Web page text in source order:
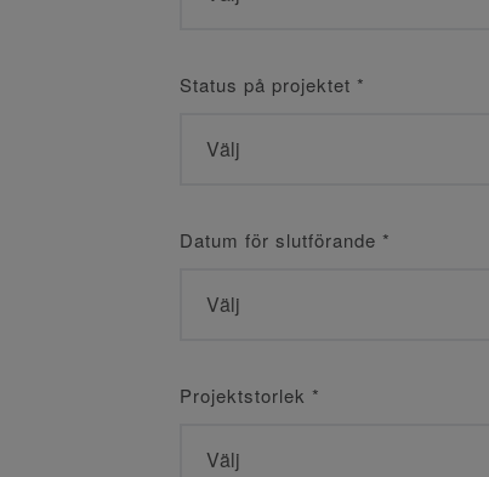
Status på projektet *
Datum för slutförande *
Projektstorlek *